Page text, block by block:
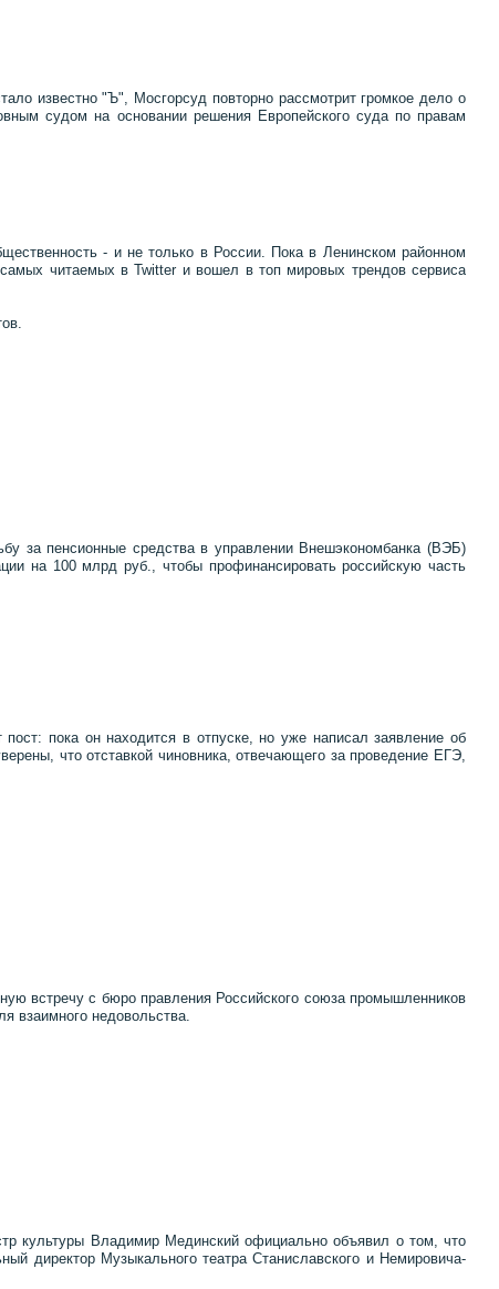
известно "Ъ", Мосгорсуд повторно рассмотрит громкое дело о
судом на основании решения Европейского суда по правам
- и не только в России. Пока в Ленинском районном
читаемых в Twitter и вошел в топ мировых трендов сервиса
пенсионные средства в управлении Внешэкономбанка (ВЭБ)
на 100 млрд руб., чтобы профинансировать российскую часть
пока он находится в отпуске, но уже написал заявление об
что отставкой чиновника, отвечающего за проведение ЕГЭ,
встречу с бюро правления Российского союза промышленников
взаимного недовольства.
культуры Владимир Мединский официально объявил о том, что
директор Музыкального театра Станиславского и Немировича-